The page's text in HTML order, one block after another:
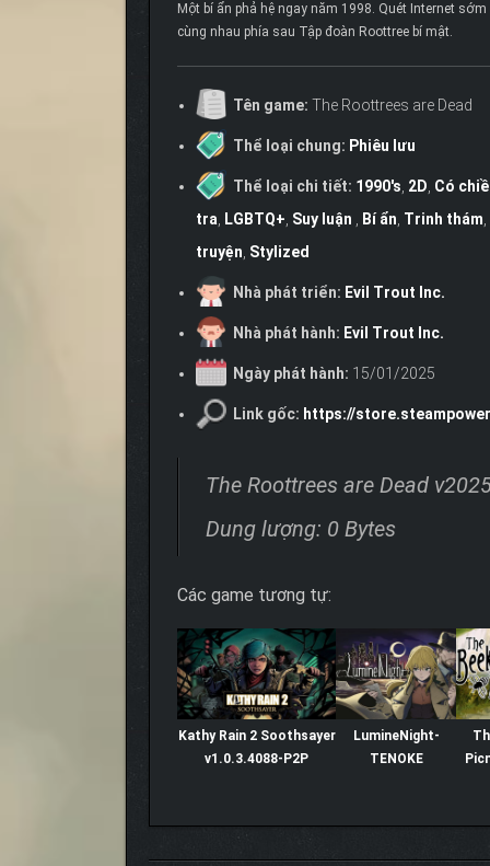
Một bí ẩn phả hệ ngay năm 1998. Quét Internet
cùng nhau phía sau Tập đoàn Roottree bí mật.
Tên game: The Roottrees are Dead
Thể loại chung: Phiêu lưu
Thể loại chi tiết: 1990's, 2D, Có
tra, LGBTQ+, Suy luận , Bí ẩn, Trinh thám,
truyện, Stylized
Nhà phát triển: Evil Trout Inc.
Nhà phát hành: Evil Trout Inc.
Ngày phát hành: 15/01/2025
Link gốc: https://
The Roottrees are Dead
Dung lượng: 0 Bytes
Các game tương tự:
Kathy Rain 2 Soothsayer
v1.0.3.4088-P2P
LumineNight-
TENOKE